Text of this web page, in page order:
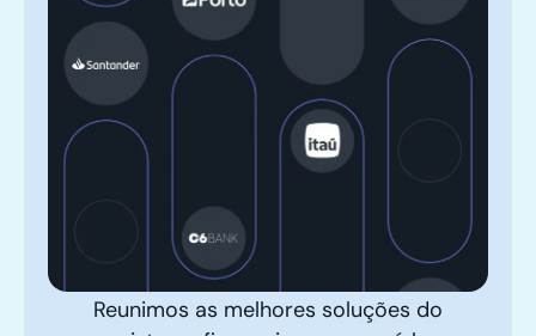
Reunimos as melhores soluções do